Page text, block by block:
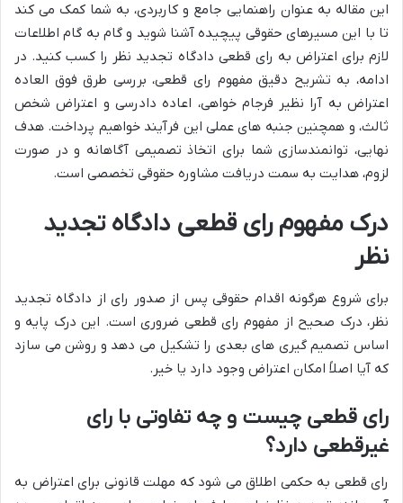
این مقاله به عنوان راهنمایی جامع و کاربردی، به شما کمک می کند
تا با این مسیرهای حقوقی پیچیده آشنا شوید و گام به گام اطلاعات
لازم برای اعتراض به رای قطعی دادگاه تجدید نظر را کسب کنید. در
ادامه، به تشریح دقیق مفهوم رای قطعی، بررسی طرق فوق العاده
اعتراض به آرا نظیر فرجام خواهی، اعاده دادرسی و اعتراض شخص
ثالث، و همچنین جنبه های عملی این فرآیند خواهیم پرداخت. هدف
نهایی، توانمندسازی شما برای اتخاذ تصمیمی آگاهانه و در صورت
لزوم، هدایت به سمت دریافت مشاوره حقوقی تخصصی است.
درک مفهوم رای قطعی دادگاه تجدید
نظر
برای شروع هرگونه اقدام حقوقی پس از صدور رای از دادگاه تجدید
نظر، درک صحیح از مفهوم رای قطعی ضروری است. این درک پایه و
اساس تصمیم گیری های بعدی را تشکیل می دهد و روشن می سازد
که آیا اصلاً امکان اعتراض وجود دارد یا خیر.
رای قطعی چیست و چه تفاوتی با رای
غیرقطعی دارد؟
رای قطعی به حکمی اطلاق می شود که مهلت قانونی برای اعتراض به